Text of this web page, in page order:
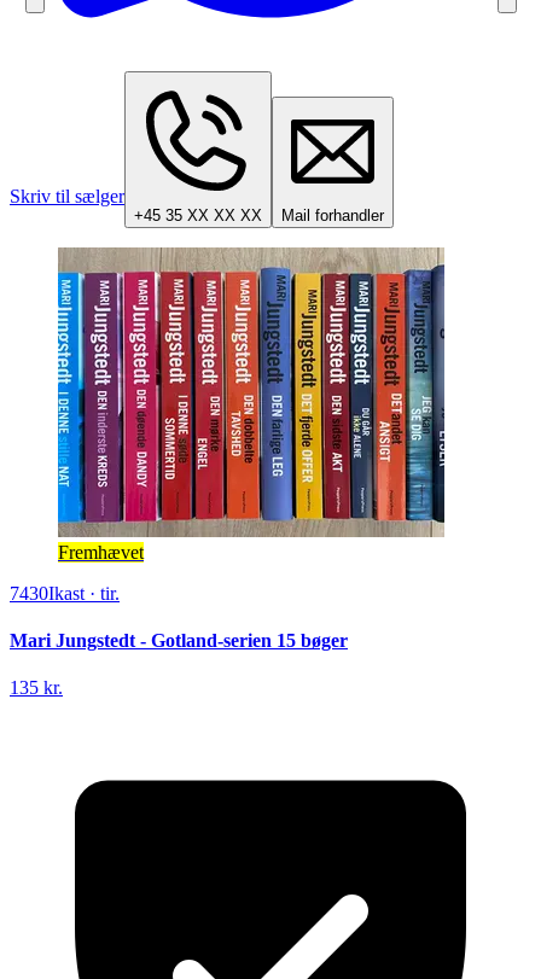
Skriv til sælger
+45 35 XX XX XX Mail forhandler
Fremhævet
7430Ikast · tir.
Mari Jungstedt - Gotland-serien 15 bøger
135 kr.